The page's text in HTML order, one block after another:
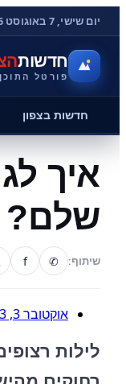
יום שישי, 7 באוגוסט 2026
חדשות
פורטל
חדשות בצפון
איך
שלם?
שיתוף: ✆
f
אוקטובר 3, 2023
לילות